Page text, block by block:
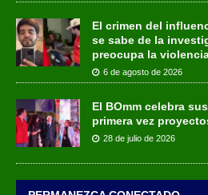
El crimen del
se sabe de la
preocupa la
6 de agosto de 2026
El BOmm celebra
primera vez
28 de julio de 2026